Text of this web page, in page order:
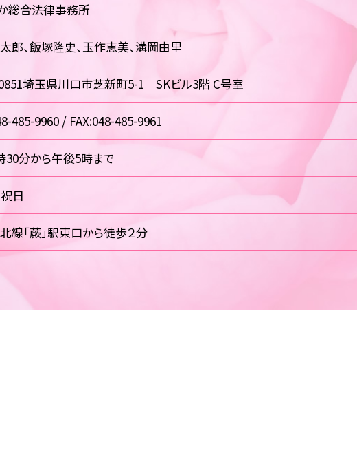
総合法律事務所
郎、飯塚隆史、玉作恵美、溝岡由里
埼玉県川口市芝新町5-1 SKビル3階 C号室
485-9960 / FAX:048-485-9961
30分から午後5時まで
祝日
線「蕨」駅東口から徒歩２分